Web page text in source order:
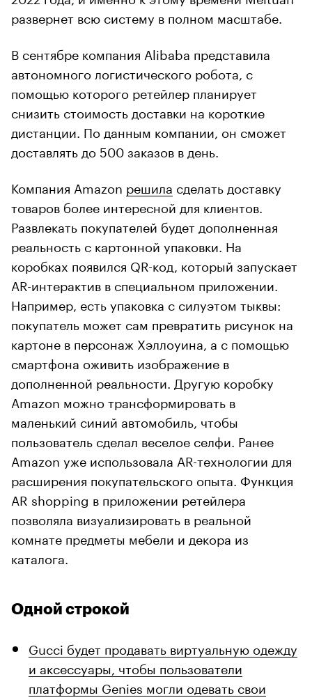
развернет всю систему в полном масштабе.
В сентябре компания Alibaba представила
автономного логистического робота, с
помощью которого ретейлер планирует
снизить стоимость доставки на короткие
дистанции. По данным компании, он сможет
доставлять до 500 заказов в день.
Компания Amazon решила сделать доставку
товаров более интересной для клиентов.
Развлекать покупателей будет дополненная
реальность с картонной упаковки. На
коробках появился QR-код, который запускает
AR-интерактив в специальном приложении.
Например, есть упаковка с силуэтом тыквы:
покупатель может сам превратить рисунок на
картоне в персонаж Хэллоуина, а с помощью
смартфона оживить изображение в
дополненной реальности. Другую коробку
Amazon можно трансформировать в
маленький синий автомобиль, чтобы
пользователь сделал веселое селфи. Ранее
Amazon уже использовала AR-технологии для
расширения покупательского опыта. Функция
AR shopping в приложении ретейлера
позволяла визуализировать в реальной
комнате предметы мебели и декора из
каталога.
Одной строкой
Gucci будет продавать виртуальную одежду
и аксессуары, чтобы пользователи
платформы Genies могли одевать свои